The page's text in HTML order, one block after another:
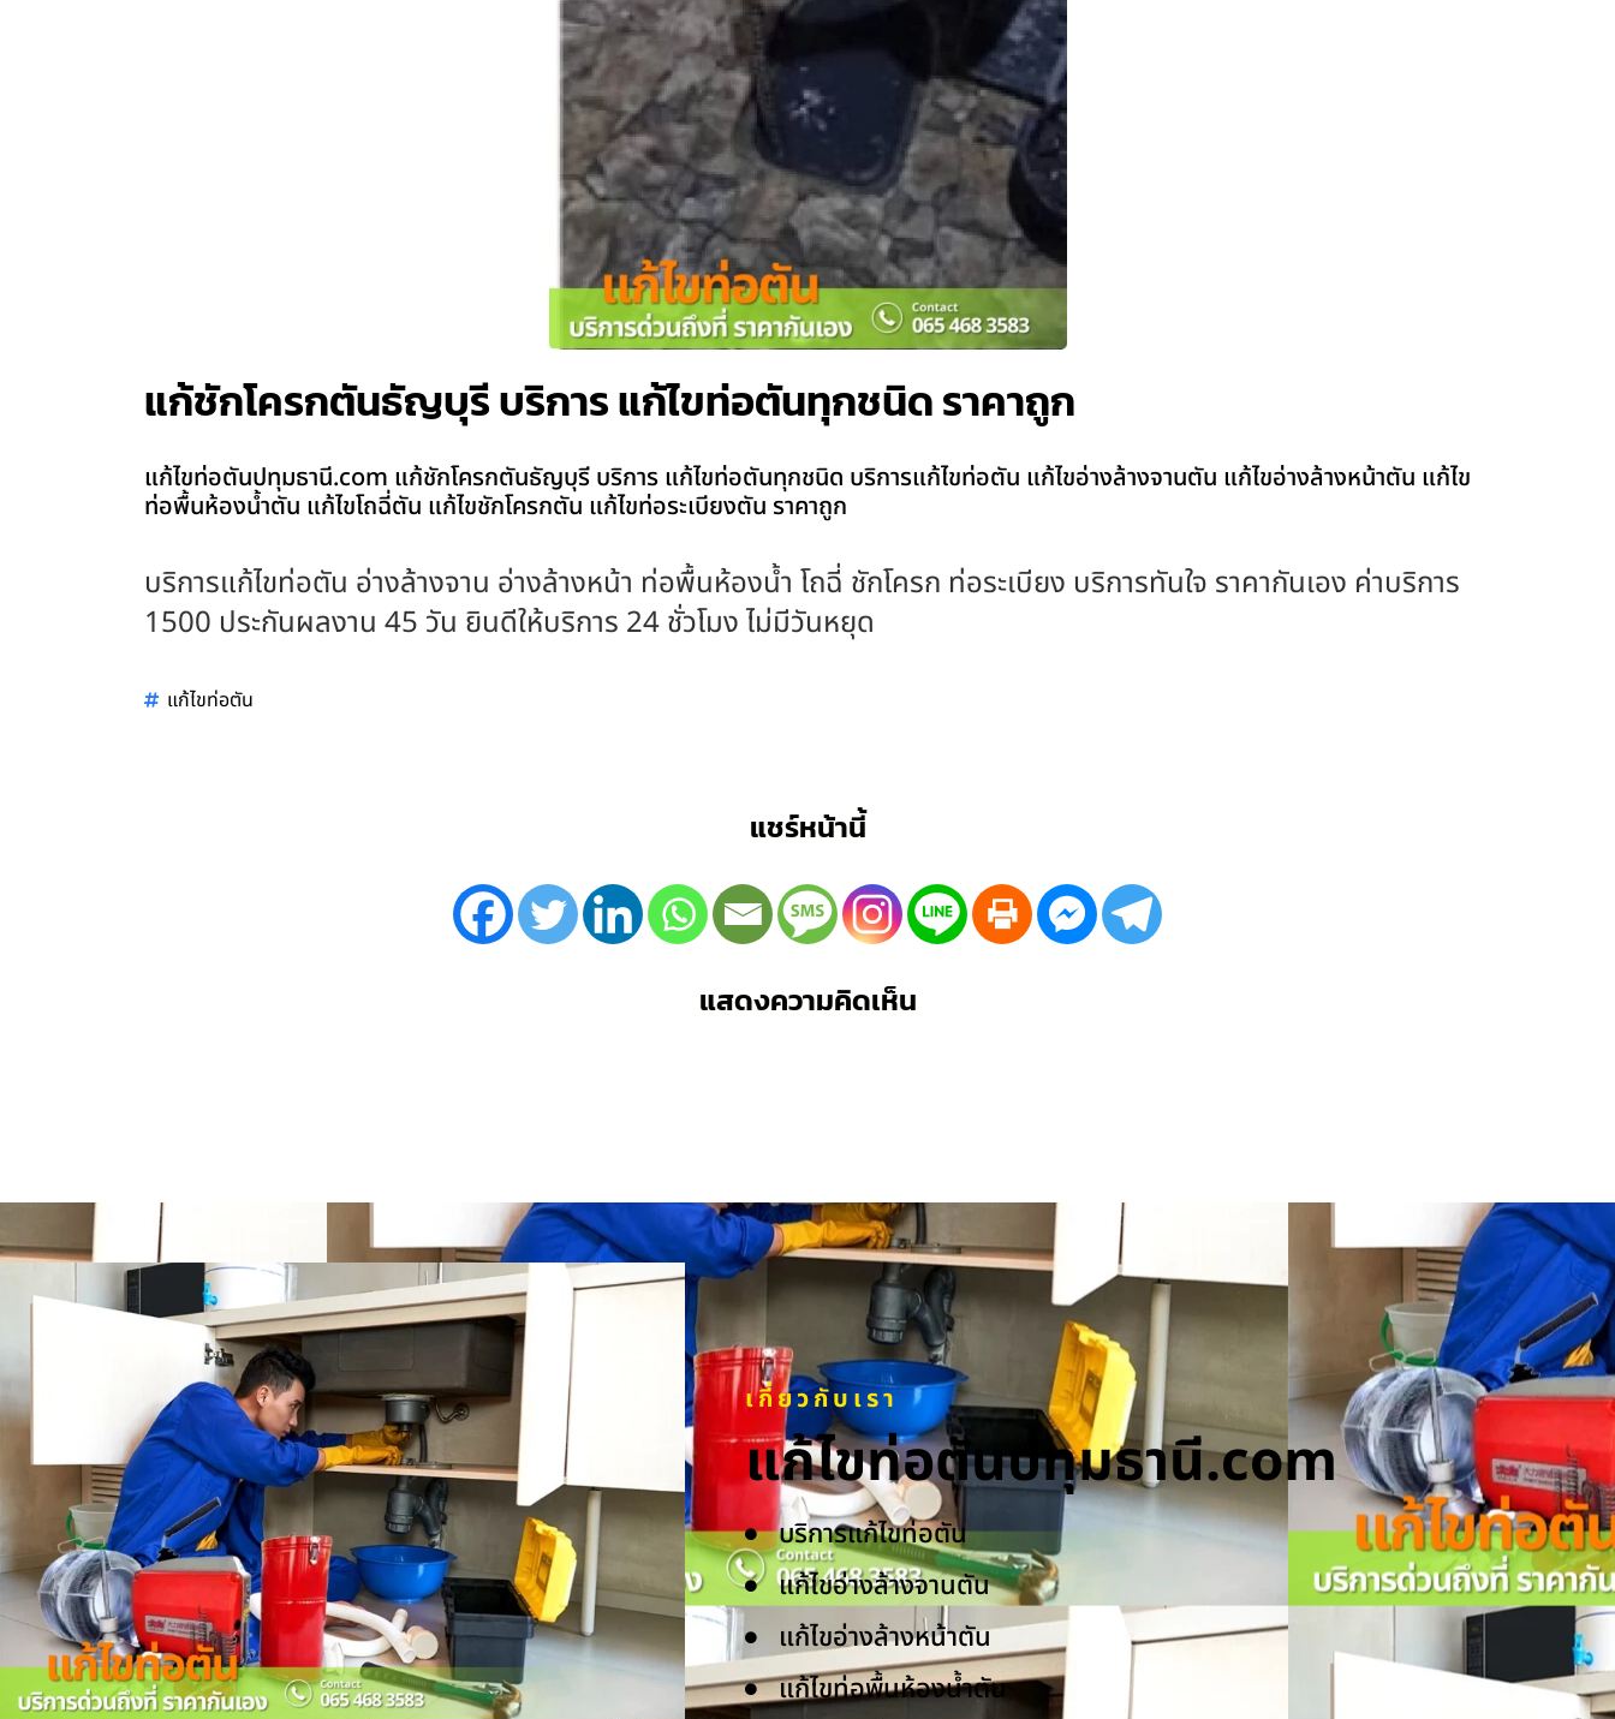
แก้ชักโครกตันธัญบุรี บริการ แก้ไขท่อตันทุกชนิด ราคาถูก
แก้ไขท่อตันปทุมธานี.com แก้ชักโครกตันธัญบุรี บริการ แก้ไขท่อตันทุกชนิด บริการแก้ไขท่อตัน แก้ไขอ่างล้างจานตัน แก้ไขอ่างล้างหน้าตัน แก้ไข
ท่อพื้นห้องน้ำตัน แก้ไขโถฉี่ตัน แก้ไขชักโครกตัน แก้ไขท่อระเบียงตัน ราคาถูก
บริการแก้ไขท่อตัน อ่างล้างจาน อ่างล้างหน้า ท่อพื้นห้องน้ำ โถฉี่ ชักโครก ท่อระเบียง บริการทันใจ ราคากันเอง ค่าบริการ
1500 ประกันผลงาน 45 วัน ยินดีให้บริการ 24 ชั่วโมง ไม่มีวันหยุด
แก้ไขท่อตัน
แชร์หน้านี้
แสดงความคิดเห็น
เกี่ยวกับเรา
แก้ไขท่อตันปทุมธานี.com
บริการแก้ไขท่อตัน
แก้ไขอ่างล้างจานตัน
แก้ไขอ่างล้างหน้าตัน
แก้ไขท่อพื้นห้องน้ำตัน